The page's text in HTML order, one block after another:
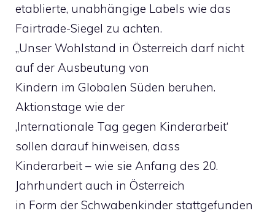
etablierte, unabhängige Labels wie das
Fairtrade-Siegel zu achten.
„Unser Wohlstand in Österreich darf nicht
auf der Ausbeutung von
Kindern im Globalen Süden beruhen.
Aktionstage wie der
‚Internationale Tag gegen Kinderarbeit‘
sollen darauf hinweisen, dass
Kinderarbeit – wie sie Anfang des 20.
Jahrhundert auch in Österreich
in Form der Schwabenkinder stattgefunden